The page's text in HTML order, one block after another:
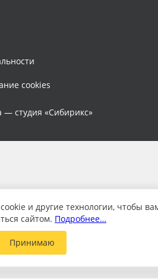
cookies
— студия «Сибирикс»
и другие технологии, чтобы
сайтом. Подробнее…
Принимаю